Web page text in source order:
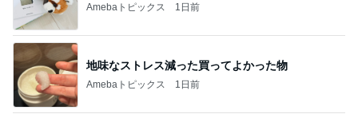
Amebaトピックス 1日前
地味なストレス減った買ってよかった物
Amebaトピックス 1日前